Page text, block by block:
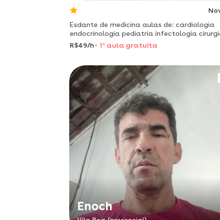
Esdante de medicina aulas de: cardiologia
endocrinologia pediatria infectologia
trauma
R$49/h 1 a aula gratuita
Enoch